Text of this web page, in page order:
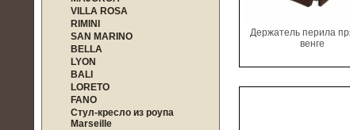
Держатель перила
венге
VILLA ROSA
RIMINI
SAN MARINO
BELLA
LYON
BALI
LORETO
FANO
Стул-кресло из роупа
Marseille